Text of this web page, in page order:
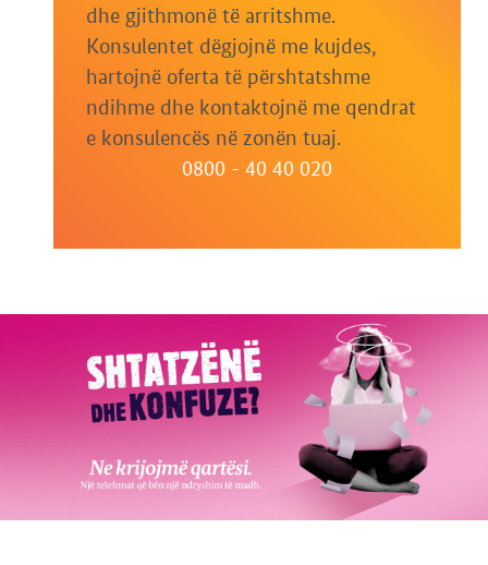
dhe gjithmonë të arritshme.
Konsulentet dëgjojnë me kujdes,
hartojnë oferta të përshtatshme
ndihme dhe kontaktojnë me qendrat
e konsulencës në zonën tuaj.
0800 - 40 40 020